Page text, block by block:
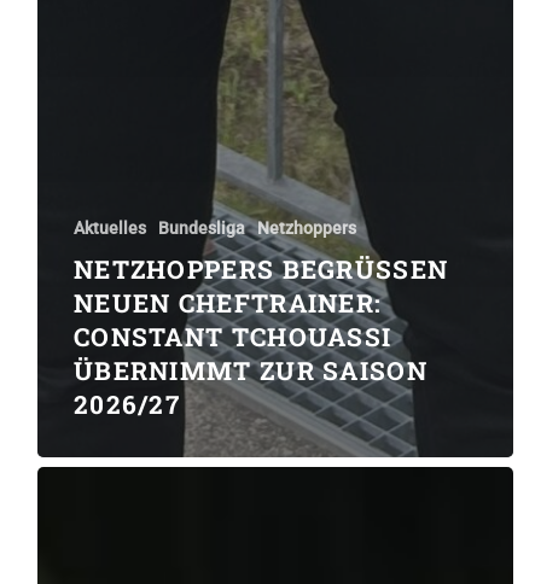
Aktuelles Bundesliga Netzhoppers
NETZHOPPERS BEGRÜSSEN N
EUEN CHEFTRAINER: C
ONSTANT TCHOUASSI Ü
BERNIMMT ZUR SAISON 2
026/27